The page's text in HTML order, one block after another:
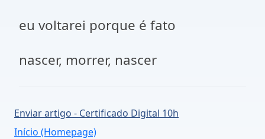
eu voltarei porque é fato
nascer, morrer, nascer
Enviar artigo - Certificado Digital 10h
Início (Homepage)